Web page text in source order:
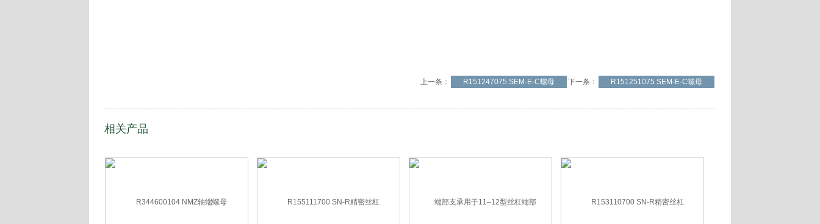
上一条： R151247075 SEM-E-C螺母 下一条： R151251075 SEM-E-C螺母
相关产品